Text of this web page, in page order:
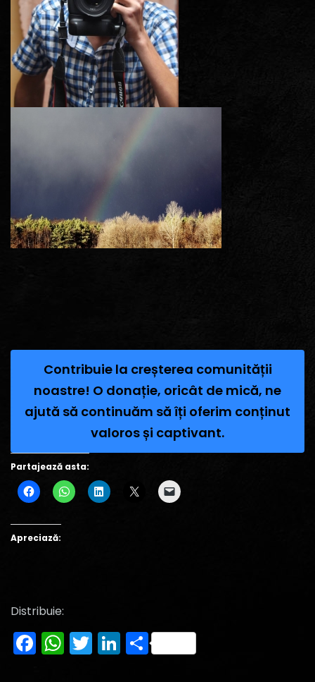
Contribuie la creșterea comunității
noastre! O donație, oricât de mică, ne
ajută să continuăm să îți oferim conținut
valoros și captivant.
Partajează asta:
Apreciază:
Distribuie:
Facebook
WhatsApp
Twitter
LinkedIn
Partajează